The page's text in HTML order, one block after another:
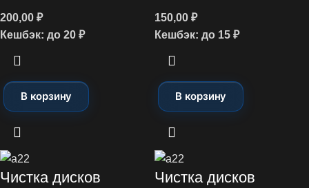
200,00 ₽
Кешбэк: до 20 ₽
В корзину
150,00 ₽
Кешбэк: до 15 ₽
В корзину
Чистка дисков
Чистка дисков